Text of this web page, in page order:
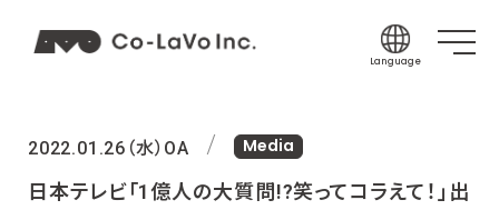
Language
Korean
2022.01.26（水） OA Media
日本テレビ「1億人の大質問!?笑ってコラえて！」出